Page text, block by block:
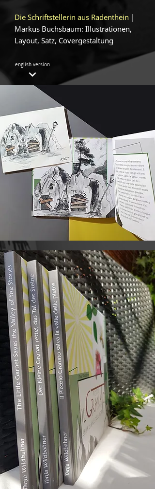
Die Schriftstellerin aus Radenthein |
Markus Buchsbaum: Illustrationen,
Layout, Satz, Covergestaltung
english version